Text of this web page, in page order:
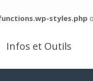
styles.php
Infos et Outils